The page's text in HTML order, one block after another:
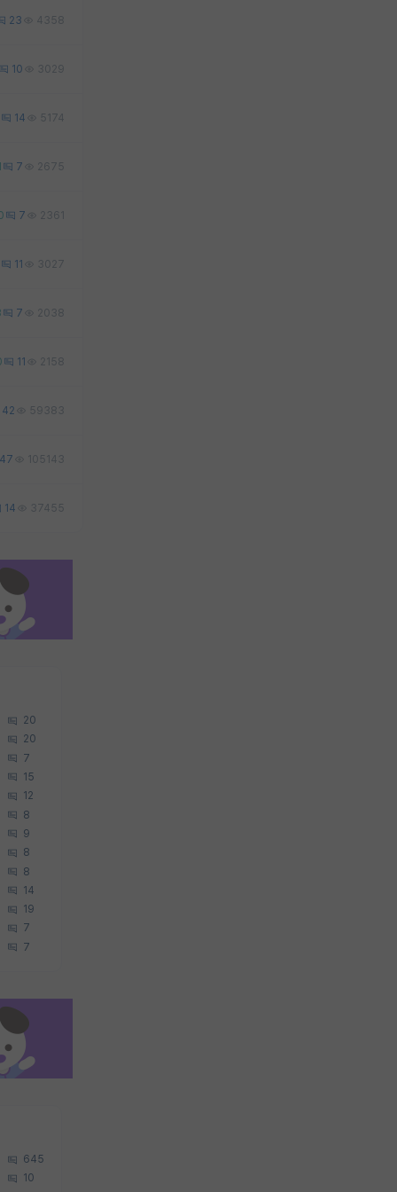
23 4358
10 3029
14 5174
7 2675
7 2361
11 3027
7 2038
11 2158
42 59383
47 105143
14 37455
20
20
7
15
12
8
9
8
8
14
19
7
7
645
10